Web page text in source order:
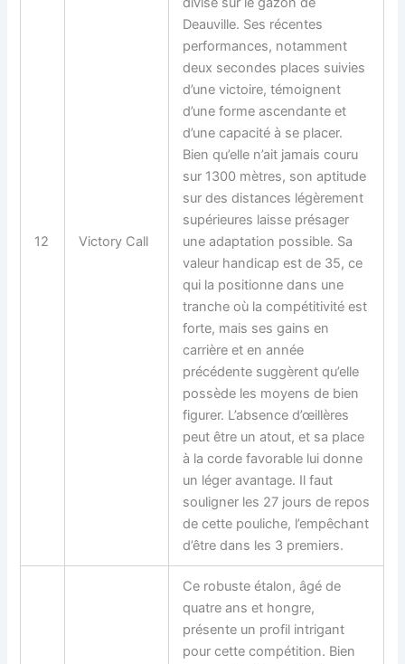
12 Victory Call
Deauville. Ses récentes
performances, notamment
deux secondes places suivies
d’une victoire, témoignent
d’une forme ascendante et
d’une capacité à se placer.
Bien qu’elle n’ait jamais couru
sur 1300 mètres, son aptitude
sur des distances légèrement
supérieures laisse présager
une adaptation possible. Sa
valeur handicap est de 35, ce
qui la positionne dans une
tranche où la compétitivité est
forte, mais ses gains en
carrière et en année
précédente suggèrent qu’elle
possède les moyens de bien
figurer. L’absence d’œillères
peut être un atout, et sa place
à la corde favorable lui donne
un léger avantage. Il faut
souligner les 27 jours de repos
de cette pouliche, l’empêchant
d’être dans les 3 premiers.
Ce robuste étalon, âgé de
quatre ans et hongre,
présente un profil intrigant
pour cette compétition. Bien